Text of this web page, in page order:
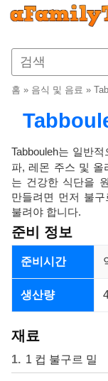
홈 » 음식 및 음료 »
Tabbouleh는 일반적
파, 레몬 주스 및 올
는 건강한 식단을
만들려면 먼저 불
불려야 합니다.
준비 정보
준비시간
생산량
재료
1 컵 불구르 밀